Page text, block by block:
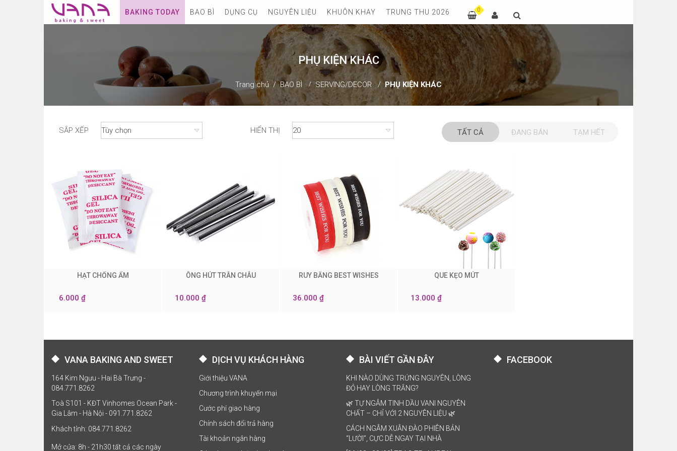
BAKING TODAY BAO BÌ DỤNG CỤ NGUYÊN LIỆU KHUÔN KHAY TRUNG THU 2026 0
PHỤ KIỆN KHÁC
Trang chủ BAO BÌ SERVING/DECOR PHỤ KIỆN KHÁC
SẮP XẾP HIỂN THỊ TẤT CẢ ĐANG BÁN TẠM HẾT
HẠT CHỐNG ẨM
6.000 ₫
ÔNG HÚT TRÂN CHÂU
10.000 ₫
RUY BĂNG BEST WISHES
36.000 ₫
QUE KẸO MÚT
13.000 ₫
VANA BAKING AND SWEET
164 Kim Ngưu - Hai Bà Trưng -
084.771.8262
Toà S101 - KĐT Vinhomes Ocean Park -
Gia Lâm - Hà Nội - 091.771.8262
Khách tỉnh: 084.771.8262
Mở cửa: 8h - 21h30 tất cả các ngày
DỊCH VỤ KHÁCH HÀNG
Giới thiệu VANA
Chương trình khuyến mại
Cước phí giao hàng
Chính sách đổi trả hàng
Tài khoản ngân hàng
BÀI VIẾT GẦN ĐÂY
KHI NÀO DÙNG TRỨNG NGUYÊN, LÒNG
ĐỎ HAY LÒNG TRẮNG?
🌿 TỰ NGÂM TINH DẦU VANI NGUYÊN
CHẤT – CHỈ VỚI 2 NGUYÊN LIỆU 🌿
CÁCH NGÂM XUÂN ĐÀO PHIÊN BẢN
“LƯỜI”, CỰC DỄ NGAY TẠI NHÀ
FACEBOOK